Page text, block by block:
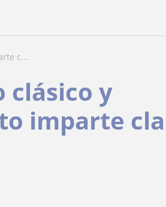
c...
clásico y
imparte